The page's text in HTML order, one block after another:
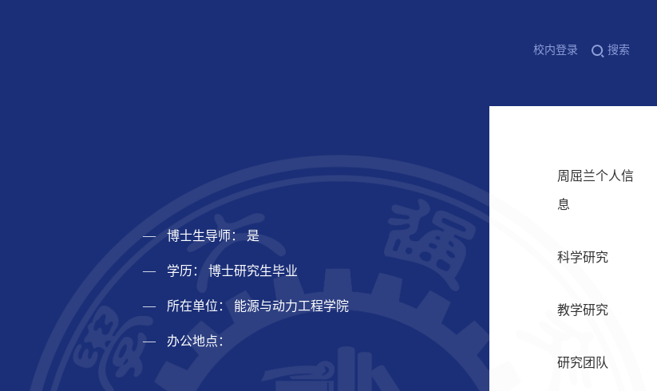
搜索
校内登录
博士生导师： 是
学历： 博士研究生毕业
所在单位： 能源与动力工程学院
办公地点：
周屈兰个人信
息
科学研究
教学研究
研究团队